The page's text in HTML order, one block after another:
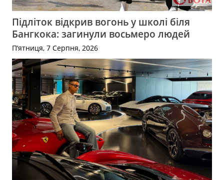
Підліток відкрив вогонь у школі біля
Бангкока: загинули восьмеро людей
П’ятниця, 7 Серпня, 2026